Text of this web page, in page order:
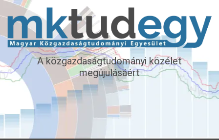
A közgazdaságtudományi közélet
megújulásáért